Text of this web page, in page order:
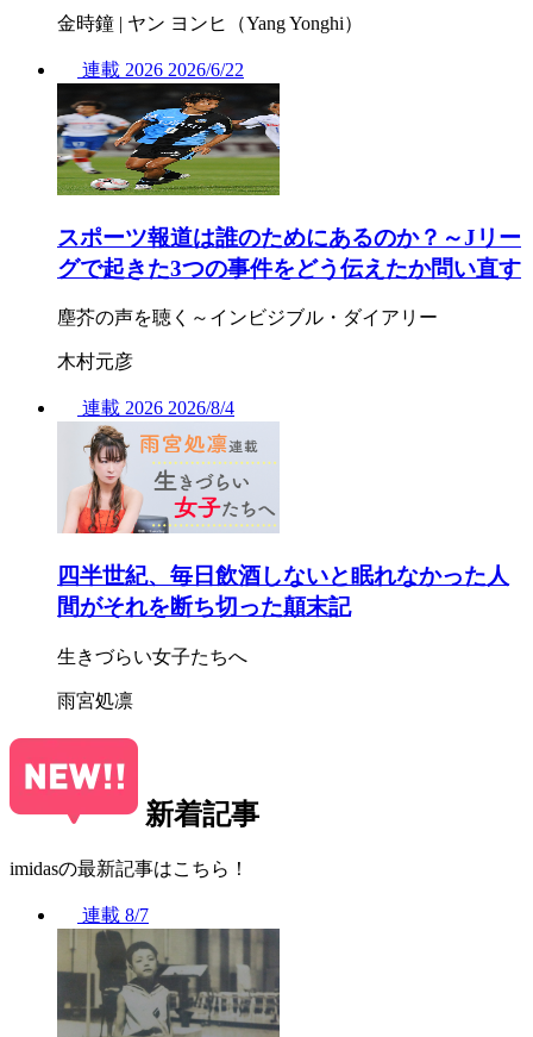
金時鐘 | ヤン ヨンヒ（Yang Yonghi）
連載 2026 2026/6/22
スポーツ報道は誰のためにあるのか？～Jリー
グで起きた3つの事件をどう伝えたか問い直す
塵芥の声を聴く～インビジブル・ダイアリー
木村元彦
連載 2026 2026/8/4
四半世紀、毎日飲酒しないと眠れなかった人
間がそれを断ち切った顛末記
生きづらい女子たちへ
雨宮処凛
新着記事
imidasの最新記事はこちら！
連載 8/7